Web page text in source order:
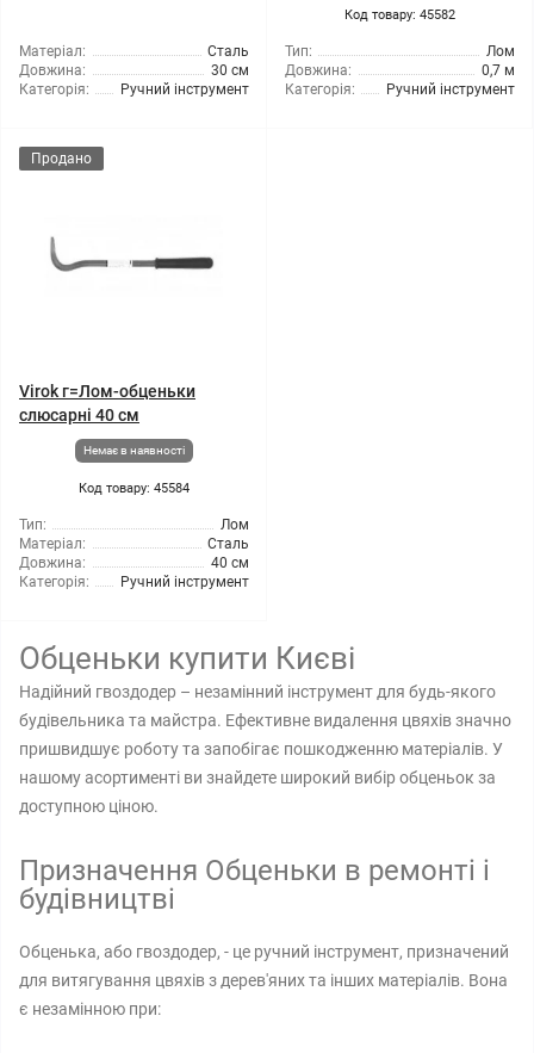
Матеріал:
Сталь
Довжина:
30 см
Категорія:
Ручний інструмент
Код товару: 45582
Тип:
Лом
Довжина:
0,7 м
Категорія:
Ручний інструмент
Продано
Virok г=Лом-обценьки
слюсарні 40 см
Немає в наявності
Код товару: 45584
Тип:
Лом
Матеріал:
Сталь
Довжина:
40 см
Категорія:
Ручний інструмент
Обценьки купити Києві
Надійний гвоздодер – незамінний інструмент для будь-якого
будівельника та майстра. Ефективне видалення цвяхів значно
пришвидшує роботу та запобігає пошкодженню матеріалів. У
нашому асортименті ви знайдете широкий вибір обценьок за
доступною ціною.
Призначення Обценьки в ремонті і
будівництві
Обценька, або гвоздодер, - це ручний інструмент, призначений
для витягування цвяхів з дерев'яних та інших матеріалів. Вона
є незамінною при: